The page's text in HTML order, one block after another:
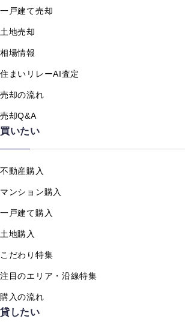
一戸建て売却
土地売却
相場情報
住まいリレーAI査定
売却の流れ
売却Q&A
買いたい
不動産購入
マンション購入
一戸建て購入
土地購入
こだわり特集
注目のエリア・沿線特集
購入の流れ
貸したい